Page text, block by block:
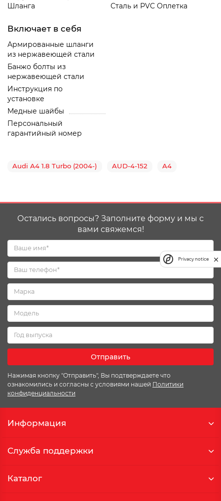
Шланга
Сталь и PVC Oплетка
Включает в себя
Армированные шланги
из нержавеющей стали
Банжо болты из
нержавеющей стали
Инструкция по
установке
Медные шайбы
Персональный
гарантийный номер
Audi A4 1.8 Turbo (2004-) AUD-4-152 A4
Остались вопросы? Заполните форму и мы с
вами свяжемся!
Отправить
Нажимая кнопку "Отправить", Вы подтверждаете что
ознакомились и согласны с условиями нашей Политики
конфиденциальности
Информация
Служба поддержки
Каталог
Privacy notice